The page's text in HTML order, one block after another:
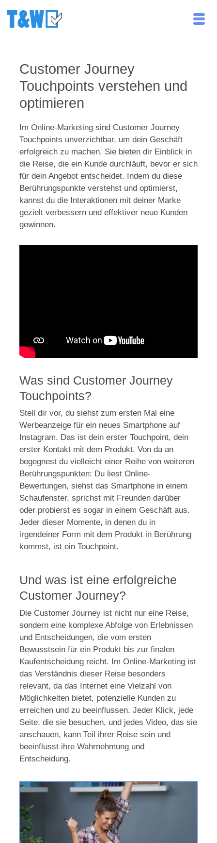
Customer Journey
Touchpoints verstehen und
optimieren
Im Online-Marketing sind Customer Journey
Touchpoints unverzichtbar, um dein Geschäft
erfolgreich zu machen. Sie bieten dir Einblick in
die Reise, die ein Kunde durchläuft, bevor er sich
für dein Angebot entscheidet. Indem du diese
Berührungspunkte verstehst und optimierst,
kannst du die Interaktionen mit deiner Marke
gezielt verbessern und effektiver neue Kunden
gewinnen.
Was sind Customer Journey
Touchpoints?
Stell dir vor, du siehst zum ersten Mal eine
Werbeanzeige für ein neues Smartphone auf
Instagram. Das ist dein erster Touchpoint, dein
erster Kontakt mit dem Produkt. Von da an
begegnest du vielleicht einer Reihe von weiteren
Berührungspunkten: Du liest Online-
Bewertungen, siehst das Smartphone in einem
Schaufenster, sprichst mit Freunden darüber
oder probierst es sogar in einem Geschäft aus.
Jeder dieser Momente, in denen du in
irgendeiner Form mit dem Produkt in Berührung
kommst, ist ein Touchpoint.
Und was ist eine erfolgreiche
Customer Journey?
Die Customer Journey ist nicht nur eine Reise,
sondern eine komplexe Abfolge von Erlebnissen
und Entscheidungen, die vom ersten
Bewusstsein für ein Produkt bis zur finalen
Kaufentscheidung reicht. Im Online-Marketing ist
das Verständnis dieser Reise besonders
relevant, da das Internet eine Vielzahl von
Möglichkeiten bietet, potenzielle Kunden zu
erreichen und zu beeinflussen. Jeder Klick, jede
Seite, die sie besuchen, und jedes Video, das sie
anschauen, kann Teil ihrer Reise sein und
beeinflusst ihre Wahrnehmung und
Entscheidung.